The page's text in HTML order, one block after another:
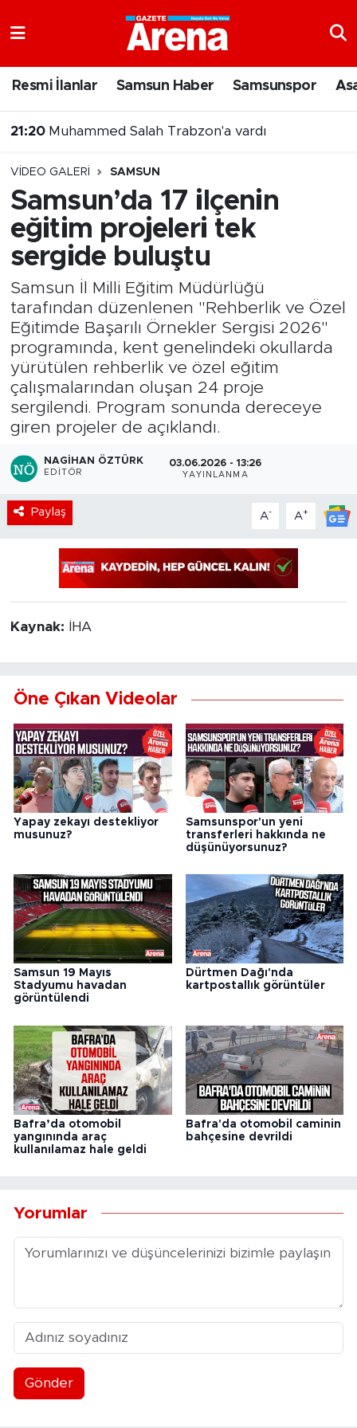
Resmi İlanlar Samsun Haber Samsunspor
21:20 Muhammed Salah Trabzon'a vardı
VIDEO GALERI SAMSUN
Samsun’da 17 ilçenin
eğitim projeleri tek
sergide buluştu
Samsun İl Milli Eğitim Müdürlüğü
tarafından düzenlenen "Rehberlik ve Özel
Eğitimde Başarılı Örnekler Sergisi 2026"
programında, kent genelindeki okullarda
yürütülen rehberlik ve özel eğitim
çalışmalarından oluşan 24 proje
sergilendi. Program sonunda dereceye
giren projeler de açıklandı.
NAGIHAN ÖZTÜRK
EDITÖR
03.06.2026 - 13:26
YAYINLANMA
Paylaş A- A+
Kaynak: İHA
Öne Çıkan Videolar
Yapay zekayı destekliyor
musunuz?
Samsunspor'un yeni
transferleri hakkında ne
düşünüyorsunuz?
Samsun 19 Mayıs
Stadyumu havadan
görüntülendi
Dürtmen Dağı'nda
kartpostallık görüntüler
Bafra’da otomobil
yangınında araç
kullanılamaz hale geldi
Bafra'da otomobil caminin
bahçesine devrildi
Yorumlar
Gönder
Süper Lig Puan Durumu ve Fikstür
Tüm Manşetler
Son Dakika Haberleri
Haber Arşivi